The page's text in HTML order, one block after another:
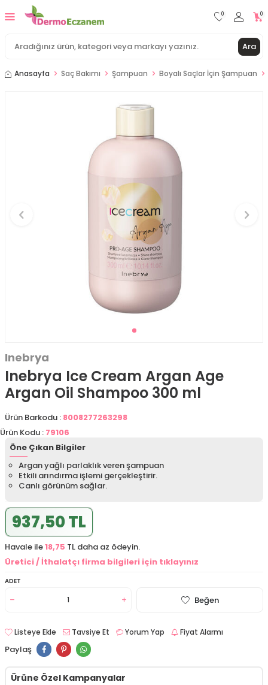
Ara
0 0
Anasayfa Saç Bakımı Şampuan Boyalı Saçlar İçin Şampuan
Inebrya
Inebrya Ice Cream Argan Age
Argan Oil Shampoo 300 ml
Ürün Barkodu : 8008277263298
Ürün Kodu : 79106
Öne Çıkan Bilgiler
Argan yağlı parlaklık veren şampuan
Etkili arındırma işlemi gerçekleştirir.
Canlı görünüm sağlar.
937,50 TL
Havale ile18,75 TL daha az ödeyin.
Üretici / İthalatçı firma bilgileri için tıklayınız
ADET
Beğen
Listeye Ekle Tavsiye Et Yorum Yap Fiyat Alarmı
Paylaş
Ürüne Özel Kampanyalar